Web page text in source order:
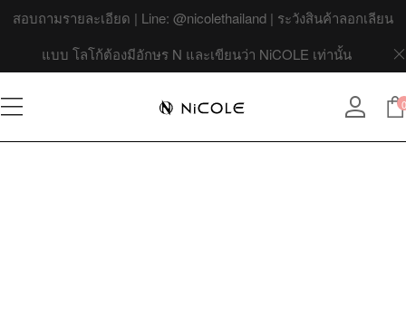
สอบถามรายละเอียด | Line: @nicolethailand | ระวังสินค้าลอกเลียน
แบบ โลโก้ต้องมีอักษร N และเขียนว่า NiCOLE เท่านั้น
0